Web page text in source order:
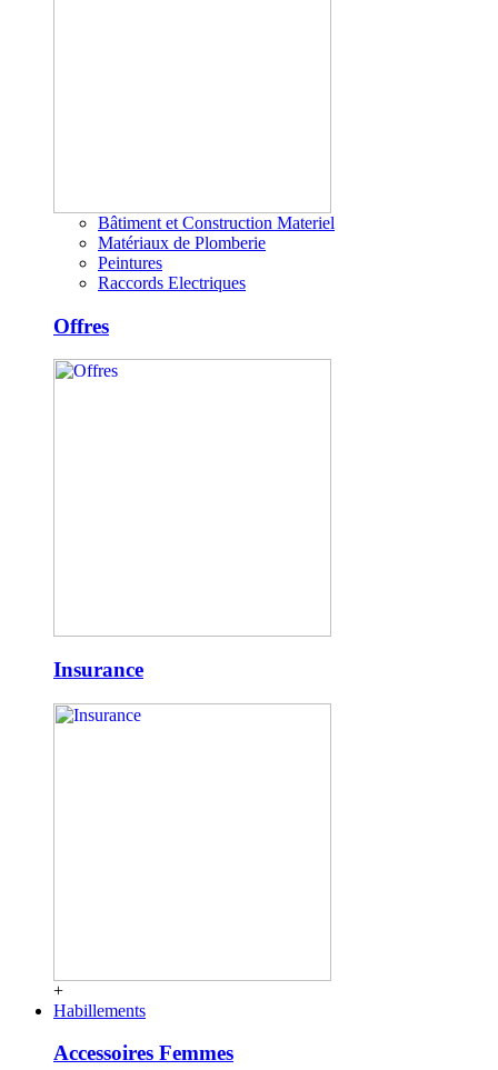
Bâtiment et Construction Materiel
Matériaux de Plomberie
Peintures
Raccords Electriques
Offres
Insurance
+
Habillements
Accessoires Femmes